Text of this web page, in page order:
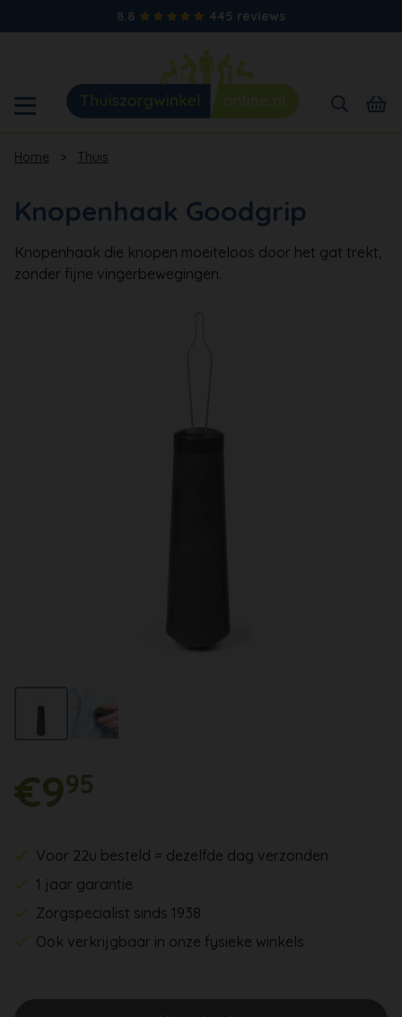
8.8 445 reviews
Home > Thuis
Knopenhaak Goodgrip
Knopenhaak die knopen moeiteloos door het gat trekt,
zonder fijne vingerbewegingen.
€995
Voor 22u besteld = dezelfde dag verzonden
1 jaar garantie
Zorgspecialist sinds 1938
Ook verkrijgbaar in onze fysieke winkels